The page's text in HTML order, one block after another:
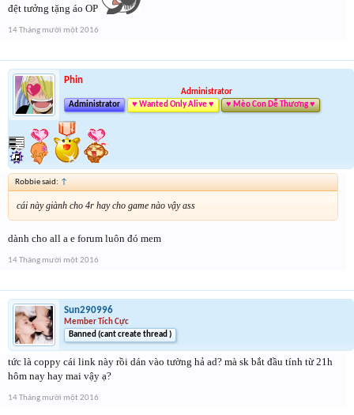
đệt tưởng tặng áo OP
14 Tháng mười một 2016
Phin
Administrator
Administrator
♥ Wanted Only Alive ♥ ♥ Mèo Con Dễ Thương ♥
Robbie said: ↑
cái này giành cho 4r hay cho game nào vậy ass
dành cho all a e forum luôn đó mem
14 Tháng mười một 2016
Sun290996
Member Tích Cực
Banned (cant create thread )
tức là coppy cái link này rồi dán vào tường hả ad? mà sk bắt đầu tính từ 21h
hôm nay hay mai vậy ạ?
14 Tháng mười một 2016